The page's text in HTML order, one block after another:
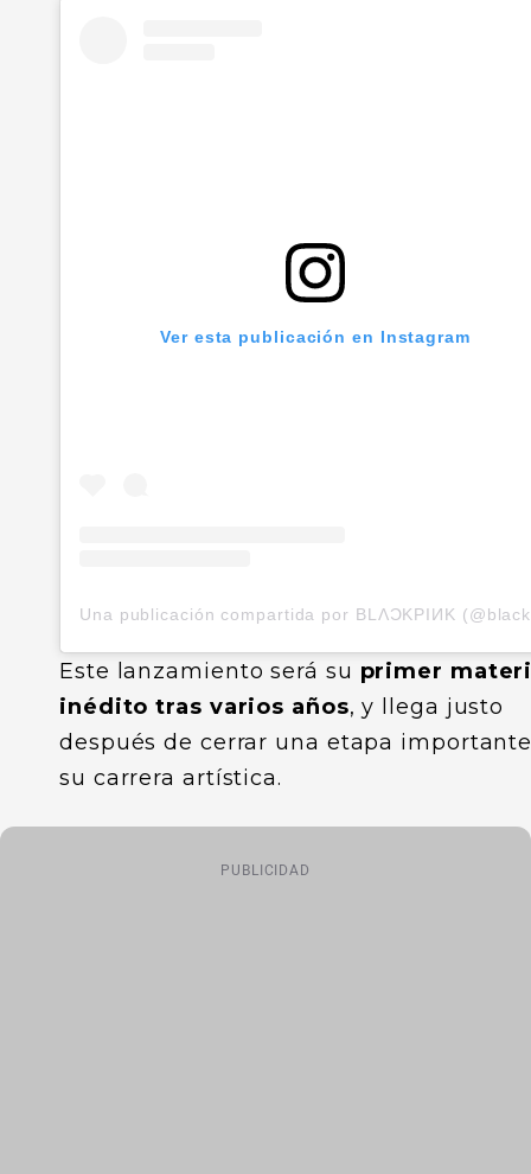
Ver esta publicación en Instagram
Este lanzamiento será su primer
inédito tras varios años, y llega justo
después de cerrar una etapa
su carrera artística.
PUBLICIDAD